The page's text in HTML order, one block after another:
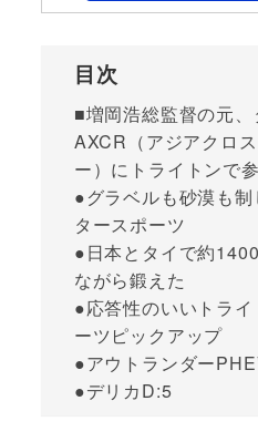
目次
■増岡浩総監督の元
AXCR（アジアクロ
ー）にトライトンで
●グラベルも砂漠も
タースポーツ
●日本とタイで約
ながら鍛えた
●応答性のいいトラ
ーツピックアップ
●アウトランダー
●デリカD:5